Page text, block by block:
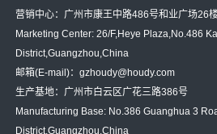
营销中心：广州市康王中路486号和业广场26
Marketing Center: 26/F,Heye Plaza,No.486
District,Guangzhou,China
邮箱(E-mail)：gzhoudy@houdy.com
生产基地：广州市白云区广花三路386号
Manufacturing Base: No.386 Guanghua 3
District,Guangzhou,China